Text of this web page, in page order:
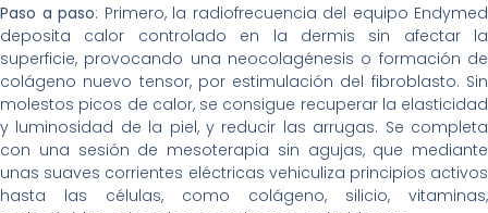
Paso a paso: Primero, la radiofrecuencia del equipo Endymed
deposita calor controlado en la dermis sin afectar la
superficie, provocando una neocolagénesis o formación de
colágeno nuevo tensor, por estimulación del fibroblasto. Sin
molestos picos de calor, se consigue recuperar la elasticidad
y luminosidad de la piel, y reducir las arrugas. Se completa
con una sesión de mesoterapia sin agujas, que mediante
unas suaves corrientes eléctricas vehiculiza principios activos
hasta las células, como colágeno, silicio, vitaminas,